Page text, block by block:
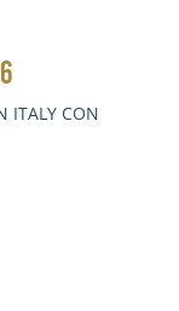
ITALY CON